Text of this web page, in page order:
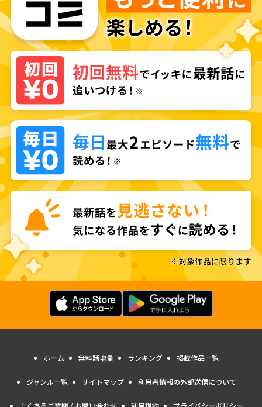
ホーム 無料話増量 ランキング 掲載作品一覧
ジャンル一覧 サイトマップ 利用者情報の外部送信について